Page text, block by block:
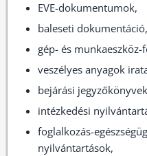
EVE-dokumentumok,
baleseti dokumentáció,
gép- és
veszélyes anyagok
bejárási
intézkedési
foglalkozás-
nyilvántartások,